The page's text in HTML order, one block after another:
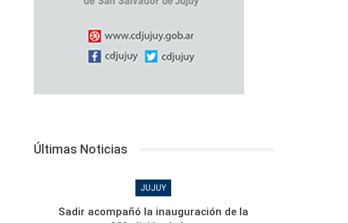
Últimas Noticias
JUJUY
Sadir acompañó la inauguración de la